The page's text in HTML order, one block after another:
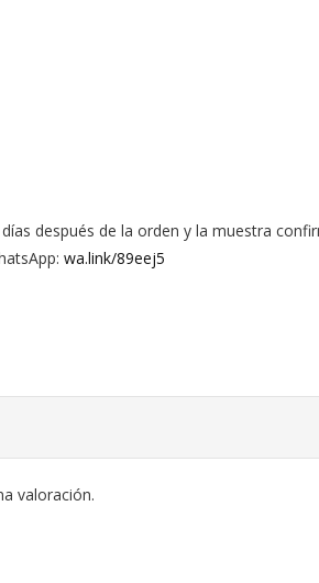
después de la orden y la muestra
wa.link/89eej5
valoración.